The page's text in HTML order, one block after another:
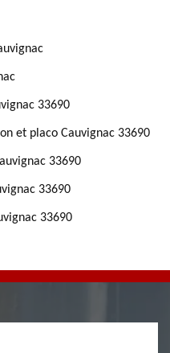
33690
et placo Cauvignac 33690
33690
33690
33690